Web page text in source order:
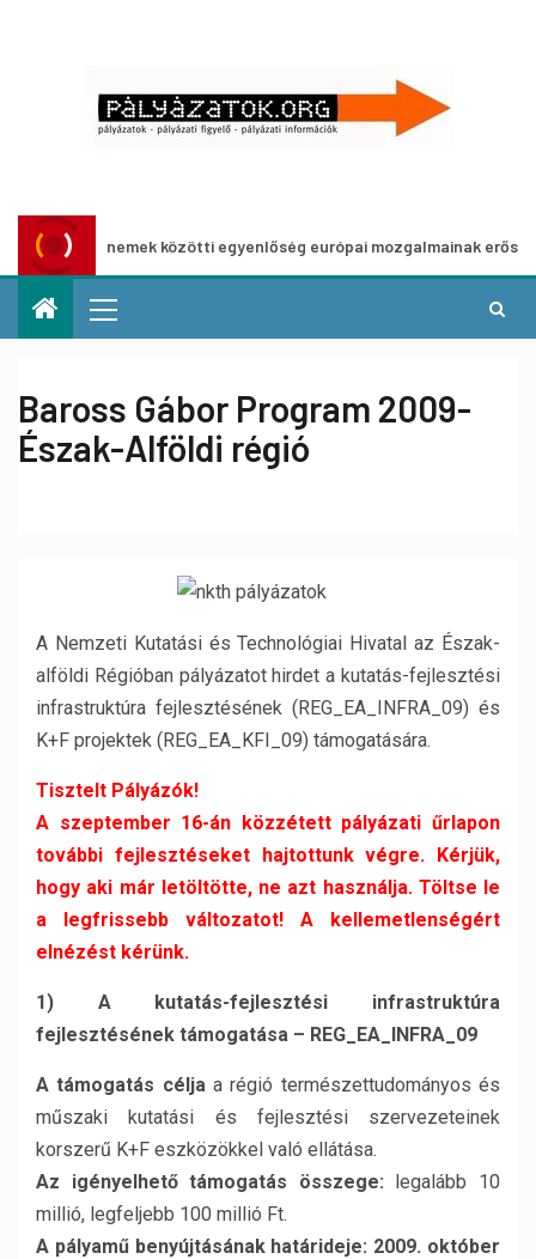
a nemek közötti egyenlőség európai mozgalmainak erősítésére
Baross Gábor Program 2009-
Észak-Alföldi régió
A Nemzeti Kutatási és Technológiai Hivatal az Észak-
alföldi Régióban pályázatot hirdet a kutatás-fejlesztési
infrastruktúra fejlesztésének (REG_EA_INFRA_09) és
K+F projektek (REG_EA_KFI_09) támogatására.
Tisztelt Pályázók!
A szeptember 16-án közzétett pályázati űrlapon
további fejlesztéseket hajtottunk végre. Kérjük,
hogy aki már letöltötte, ne azt használja. Töltse le
a legfrissebb változatot! A kellemetlenségért
elnézést kérünk.
1) A kutatás-fejlesztési infrastruktúra
fejlesztésének támogatása – REG_EA_INFRA_09
A támogatás céljaa régió természettudományos és
műszaki kutatási és fejlesztési szervezeteinek
korszerű K+F eszközökkel való ellátása.
Az igényelhető támogatás összege: legalább 10
millió, legfeljebb 100 millió Ft.
A pályamű benyújtásának határideje: 2009. október